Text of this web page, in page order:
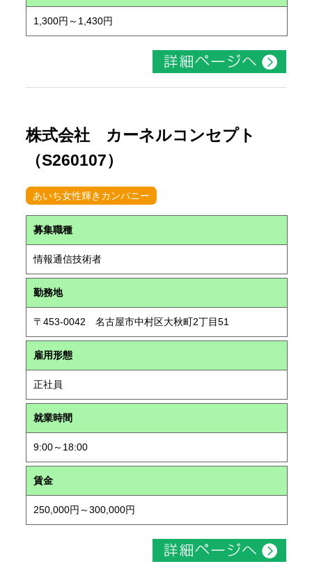
1,300円～1,430円
株式会社 カーネルコンセプト
（S260107）
あいち女性輝きカンパニー
募集職種
情報通信技術者
勤務地
〒453-0042 名古屋市中村区大秋町2丁目51
雇用形態
正社員
就業時間
9:00～18:00
賃金
250,000円～300,000円